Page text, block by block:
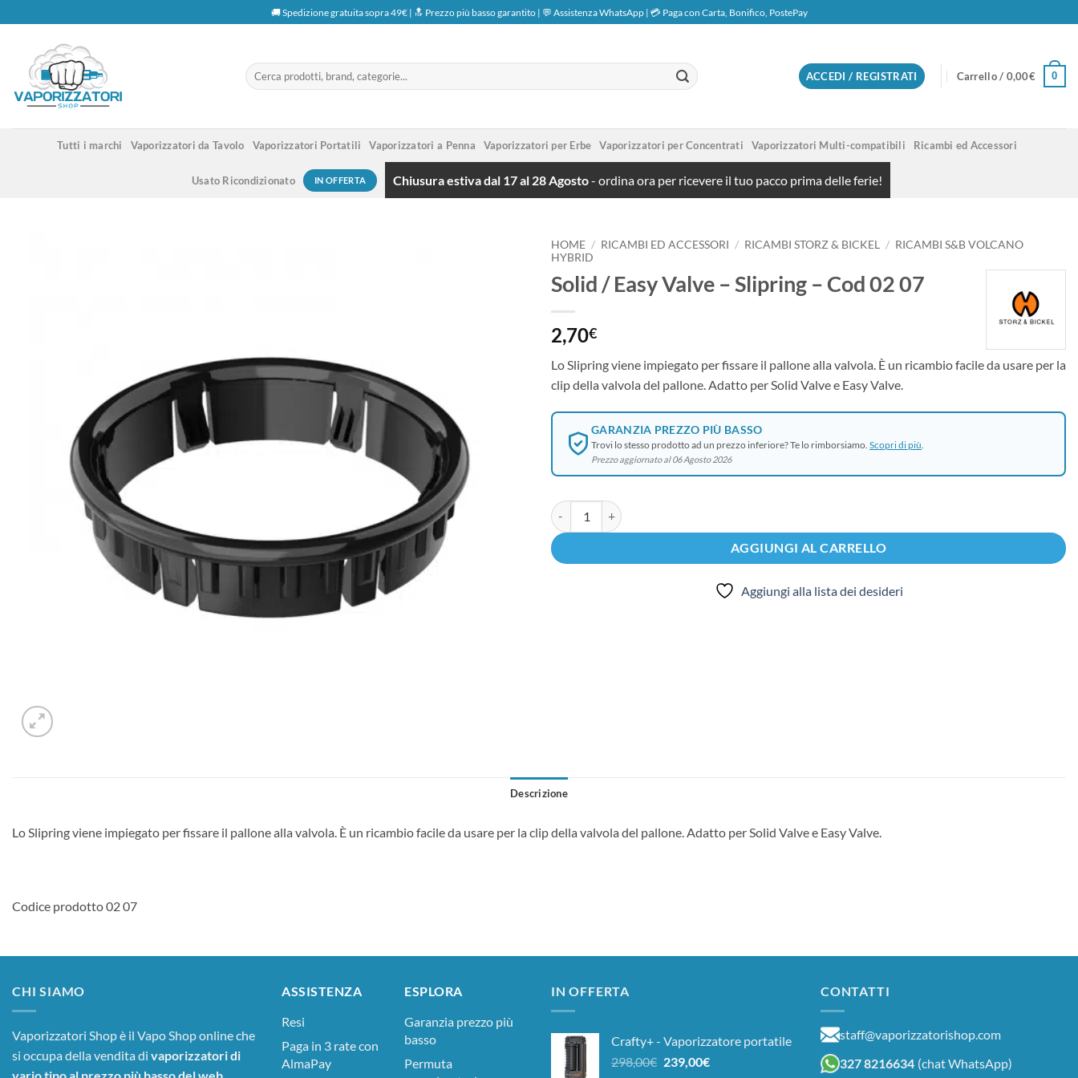
ai
contenuti
🚚 Spedizione gratuita sopra 49€ | 🔝 Prezzo più basso garantito | 💬 Assistenza WhatsApp | 💳 Paga con Carta, Bonifico, PostePay
Cerca:
ACCEDI / REGISTRATI Carrello / 0,00€ 0
Tutti i marchi Vaporizzatori da Tavolo Vaporizzatori Portatili Vaporizzatori a Penna Vaporizzatori per Erbe Vaporizzatori per Concentrati Vaporizzatori Multi-compatibili Ricambi ed Accessori
Usato Ricondizionato IN OFFERTA Chiusura estiva dal 17 al 28 Agosto- ordina ora per ricevere il tuo pacco prima delle ferie!
HOME / RICAMBI ED ACCESSORI / RICAMBI STORZ & BICKEL / RICAMBI S&B VOLCANO
HYBRID
Solid / Easy Valve – Slipring – Cod 02 07
2,70€
Lo Slipring viene impiegato per fissare il pallone alla valvola. È un ricambio facile da usare per la
clip della valvola del pallone. Adatto per Solid Valve e Easy Valve.
GARANZIA PREZZO PIÙ BASSO
Trovi lo stesso prodotto ad un prezzo inferiore? Te lo rimborsiamo. Scopri di più
Prezzo aggiornato al 06 Agosto 2026
Solid / Easy Valve - Slipring - Cod 02 07 quantità
AGGIUNGI AL CARRELLO
Aggiungi alla lista dei desideri
Descrizione
Lo Slipring viene impiegato per fissare il pallone alla valvola. È un ricambio facile da usare per la clip della valvola del pallone. Adatto per Solid Valve e Easy Valve.
Codice prodotto 02 07
CHI SIAMO
Vaporizzatori Shop è il Vapo Shop online che
si occupa della vendita di vaporizzatori di
ASSISTENZA
Resi
Paga in 3 rate con
AlmaPay
ESPLORA
Garanzia prezzo più
basso
Permuta
IN OFFERTA
Crafty+ - Vaporizzatore portatile
298,00€ Il
239,00€Il
CONTATTI
staff@vaporizzatorishop.com
327 8216634 (chat WhatsApp)